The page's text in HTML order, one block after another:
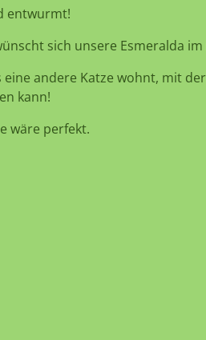
entwurmt!
sich unsere Esmeralda
andere Katze wohnt, mit
kann!
wäre perfekt.